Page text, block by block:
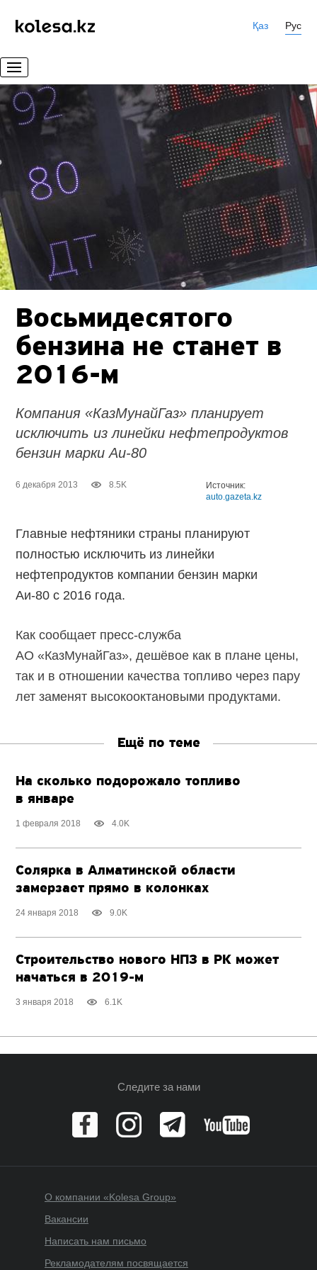
Қаз Рус
Восьмидесятого
бензина не станет в
2016-м
Компания «КазМунайГаз» планирует
исключить из линейки нефтепродуктов
бензин марки Аи-80
6 декабря 2013 8.5K
Источник:
auto.gazeta.kz
Главные нефтяники страны планируют
полностью исключить из линейки
нефтепродуктов компании бензин марки
Аи-80 с 2016 года.
Как сообщает пресс-служба
АО «КазМунайГаз», дешёвое как в плане цены,
так и в отношении качества топливо через пару
лет заменят высокооктановыми продуктами.
Ещё по теме
На сколько подорожало топливо
в январе
1 февраля 2018 4.0K
Солярка в Алматинской области
замерзает прямо в колонках
24 января 2018 9.0K
Строительство нового НПЗ в РК может
начаться в 2019-м
3 января 2018 6.1K
Следите за нами
О компании «Kolesa Group»
Вакансии
Написать нам письмо
Рекламодателям посвящается